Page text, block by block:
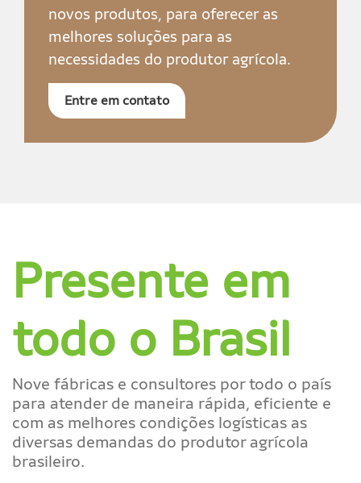
novos produtos, para oferecer as
melhores soluções para as
necessidades do produtor agrícola.
Entre em contato
Presente em
todo o Brasil
Nove fábricas e consultores por todo o país
para atender de maneira rápida, eficiente e
com as melhores condições logísticas as
diversas demandas do produtor agrícola
brasileiro.